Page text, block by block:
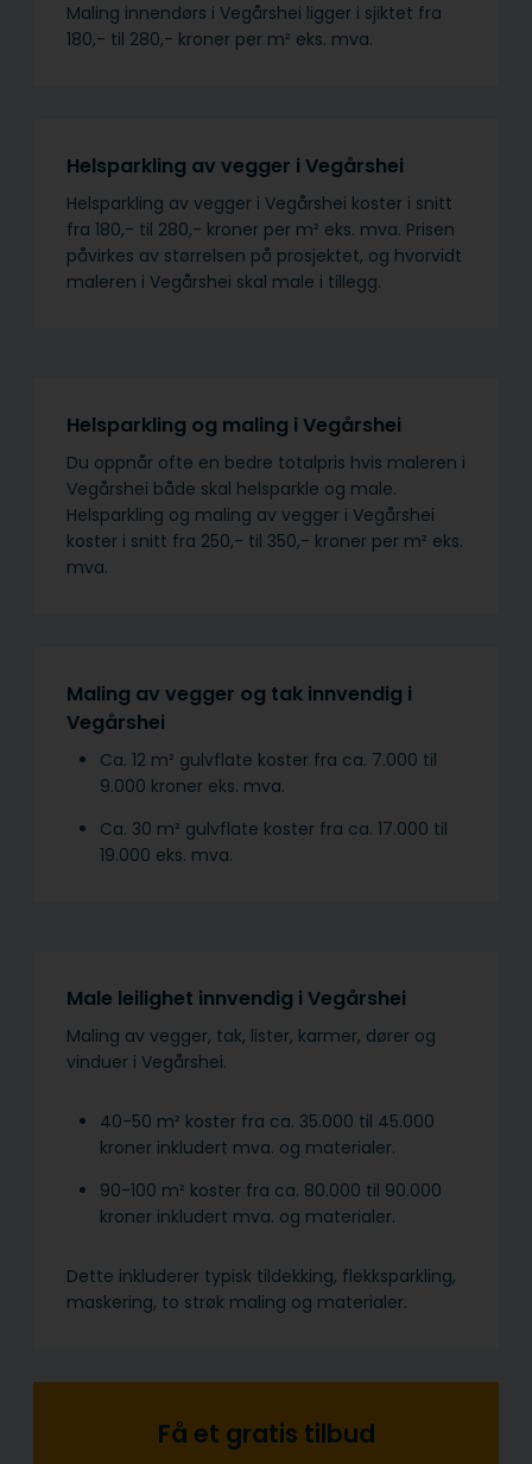
Maling innendørs i Vegårshei ligger i sjiktet fra
180,- til 280,- kroner per m² eks. mva.
Helsparkling av vegger i Vegårshei
Helsparkling av vegger i Vegårshei koster i snitt
fra 180,- til 280,- kroner per m² eks. mva. Prisen
påvirkes av størrelsen på prosjektet, og hvorvidt
maleren i Vegårshei skal male i tillegg.
Helsparkling og maling i Vegårshei
Du oppnår ofte en bedre totalpris hvis maleren i
Vegårshei både skal helsparkle og male.
Helsparkling og maling av vegger i Vegårshei
koster i snitt fra 250,- til 350,- kroner per m² eks.
mva.
Maling av vegger og tak innvendig i
Vegårshei
Ca. 12 m² gulvflate koster fra ca. 7.000 til
9.000 kroner eks. mva.
Ca. 30 m² gulvflate koster fra ca. 17.000 til
19.000 eks. mva.
Male leilighet innvendig i Vegårshei
Maling av vegger, tak, lister, karmer, dører og
vinduer i Vegårshei.
40-50 m² koster fra ca. 35.000 til 45.000
kroner inkludert mva. og materialer.
90-100 m² koster fra ca. 80.000 til 90.000
kroner inkludert mva. og materialer.
Dette inkluderer typisk tildekking, flekksparkling,
maskering, to strøk maling og materialer.
Få et gratis tilbud